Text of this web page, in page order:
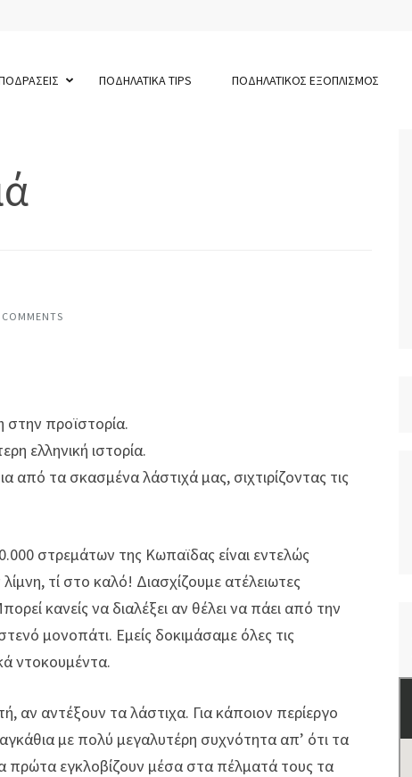
ΠΟΔΗΛΑΤΙΚΑ TIPS ΠΟΔΗΛΑΤΙΚΟΣ ΕΞΟΠΛΙΣΜΟΣ
COMMENTS
προϊστορία.
ελληνική ιστορία.
από τα σκασμένα λάστιχά μας, σιχτιρίζοντας τις
στρεμάτων της Κωπαϊδας είναι εντελώς
τί στο καλό! Διασχίζουμε ατέλειωτες
κανείς να διαλέξει αν θέλει να πάει από την
μονοπάτι. Εμείς δοκιμάσαμε όλες τις
ντοκουμέντα.
αν αντέξουν τα λάστιχα. Για κάποιον περίεργο
με πολύ μεγαλυτέρη συχνότητα απ’ ότι τα
πρώτα εγκλοβίζουν μέσα στα πέλματά τους τα